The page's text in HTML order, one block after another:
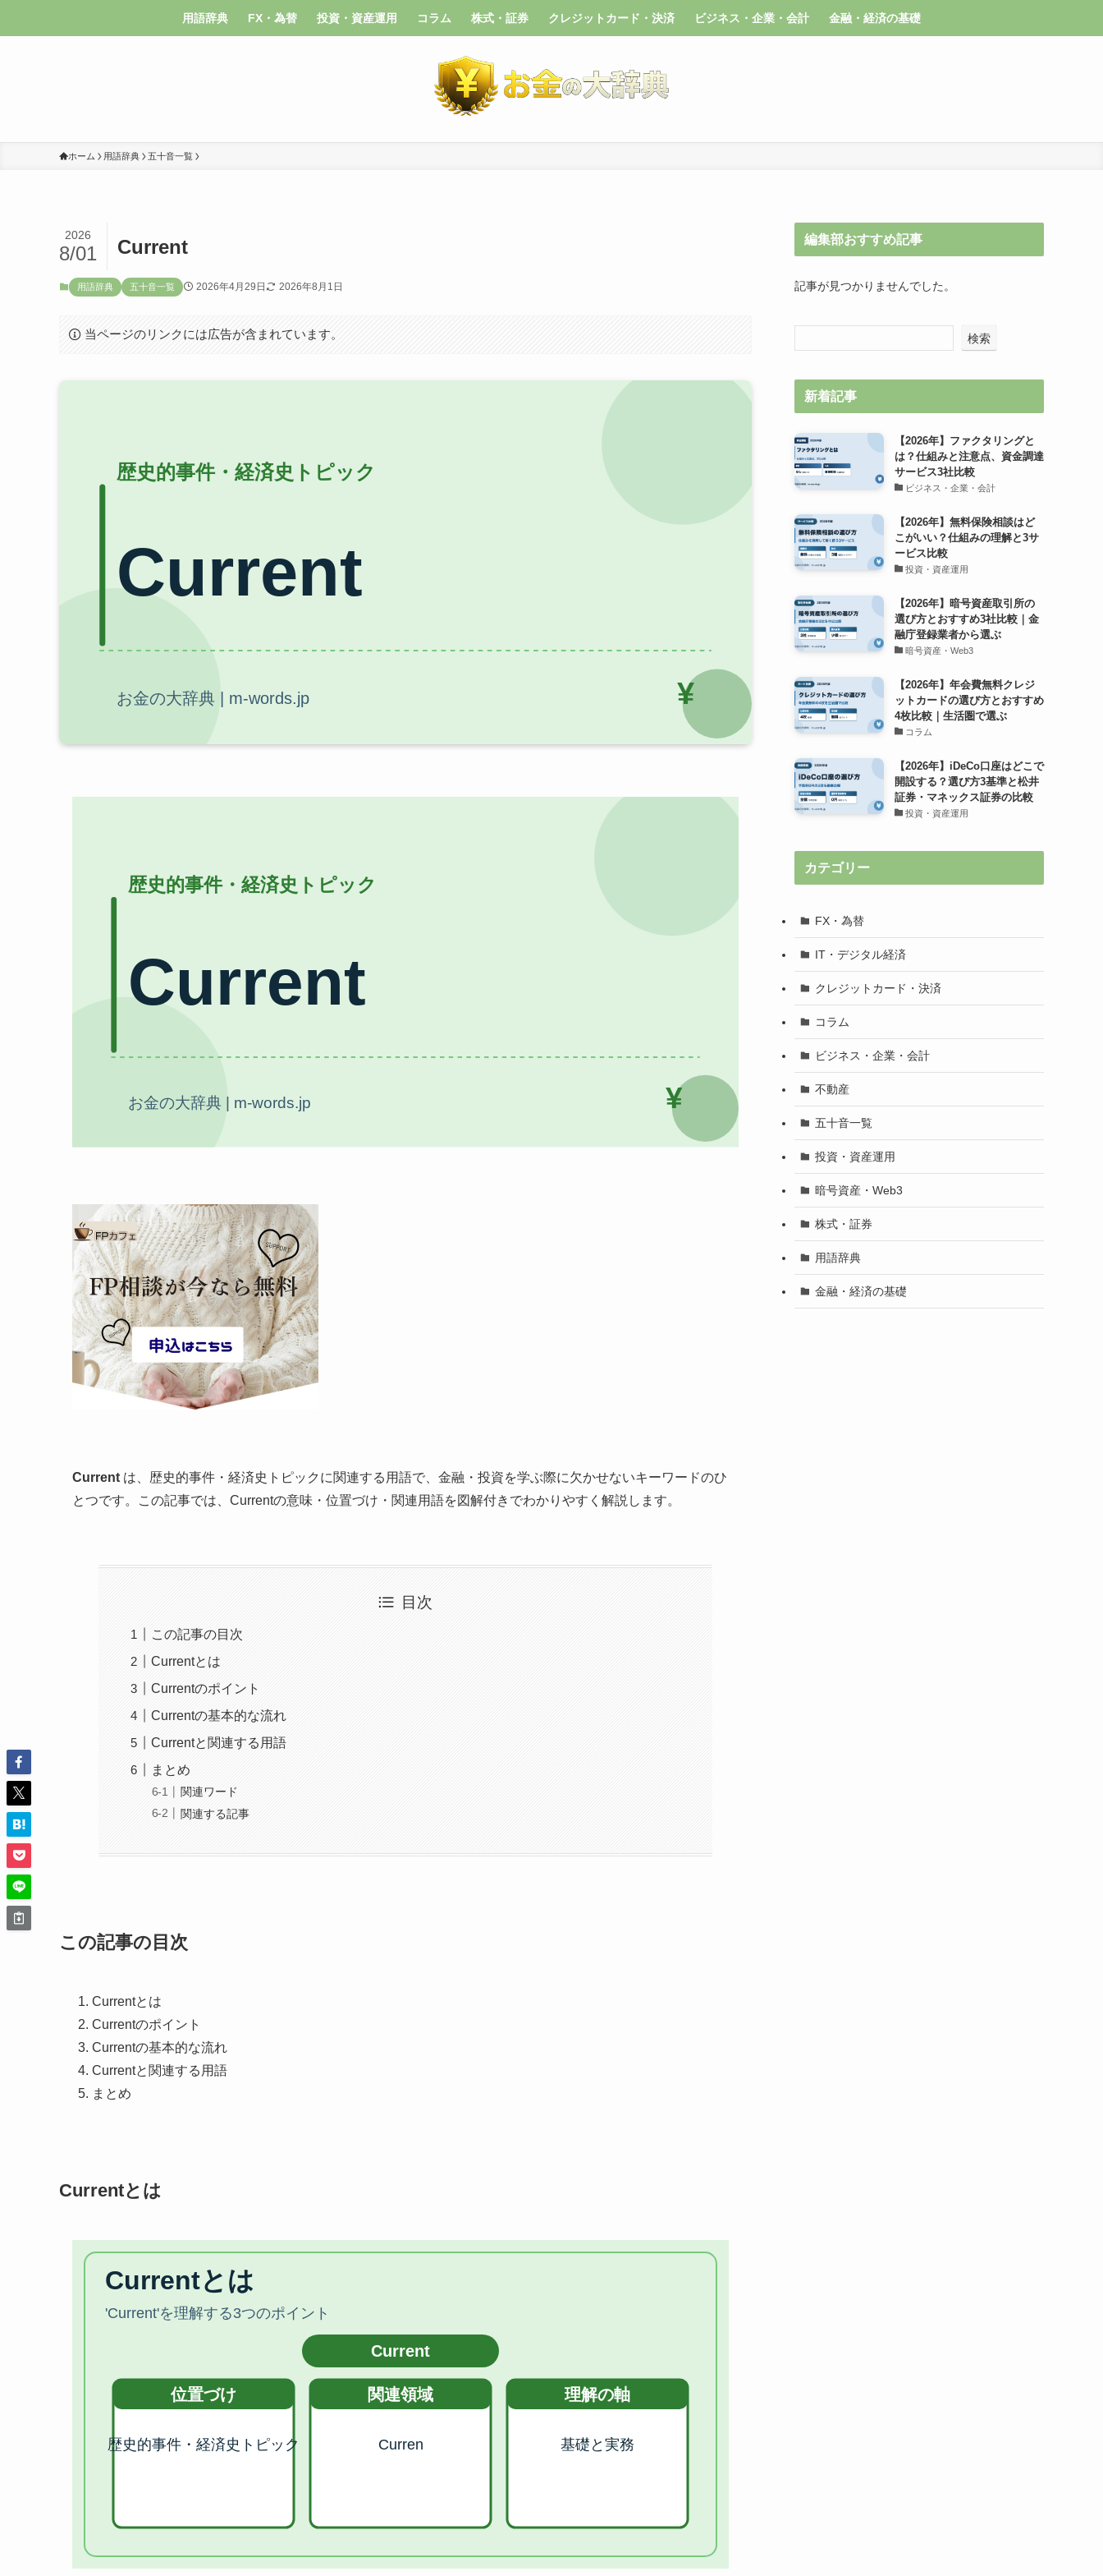
用語辞典 FX・為替 投資・資産運用 コラム 株式・証券 クレジットカード・決済 ビジネス・企業・会計 金融・経済の基礎
ホーム 用語辞典 五十音一覧
Current
2026
8/01
用語辞典 五十音一覧 2026年4月29日 2026年8月1日
当ページのリンクには広告が含まれています。
Current は、歴史的事件・経済史トピックに関連する用語で、金融・投資を学ぶ際に欠かせないキーワードのひ
とつです。この記事では、Currentの意味・位置づけ・関連用語を図解付きでわかりやすく解説します。
目次
この記事の目次
Currentとは
Currentのポイント
Currentの基本的な流れ
Currentと関連する用語
まとめ
関連ワード
関連する記事
この記事の目次
Currentとは
Currentのポイント
Currentの基本的な流れ
Currentと関連する用語
まとめ
Currentとは
編集部おすすめ記事
記事が見つかりませんでした。
検索
新着記事
【2026年】ファクタリングと
は？仕組みと注意点、資金調達
サービス3社比較
ビジネス・企業・会計
【2026年】無料保険相談はど
こがいい？仕組みの理解と3サ
ービス比較
投資・資産運用
【2026年】暗号資産取引所の
選び方とおすすめ3社比較｜金
融庁登録業者から選ぶ
暗号資産・Web3
【2026年】年会費無料クレジ
ットカードの選び方とおすすめ
4枚比較｜生活圏で選ぶ
コラム
【2026年】iDeCo口座はどこで
開設する？選び方3基準と松井
証券・マネックス証券の比較
投資・資産運用
カテゴリー
FX・為替
IT・デジタル経済
クレジットカード・決済
コラム
ビジネス・企業・会計
不動産
五十音一覧
投資・資産運用
暗号資産・Web3
株式・証券
用語辞典
金融・経済の基礎